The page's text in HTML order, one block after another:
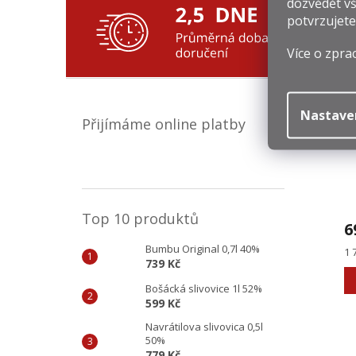
Více o
Přijímáme online platby
Top 10 produktů
Bumbu Original 0,7l 40%
739 Kč
Bošácká slivovice 1l 52%
599 Kč
Navrátilova slivovica 0,5l
50%
1